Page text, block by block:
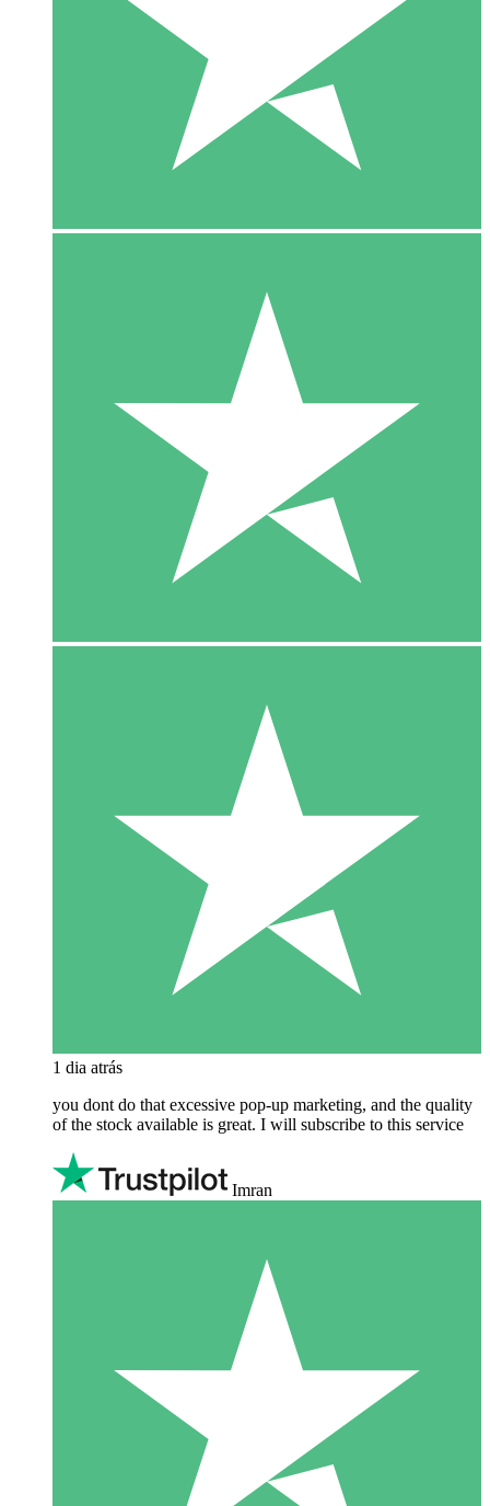
1 dia atrás
you dont do that excessive pop-up marketing, and the quality
of the stock available is great. I will subscribe to this service
Imran